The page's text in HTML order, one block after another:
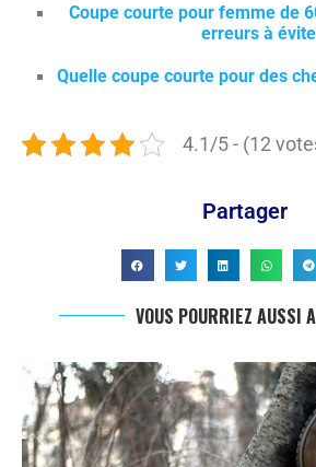
Coupe courte pour femme de
erreurs à
Quelle coupe courte pour des
4.1/5 - (12
Partager
VOUS POURRIEZ AUSSI